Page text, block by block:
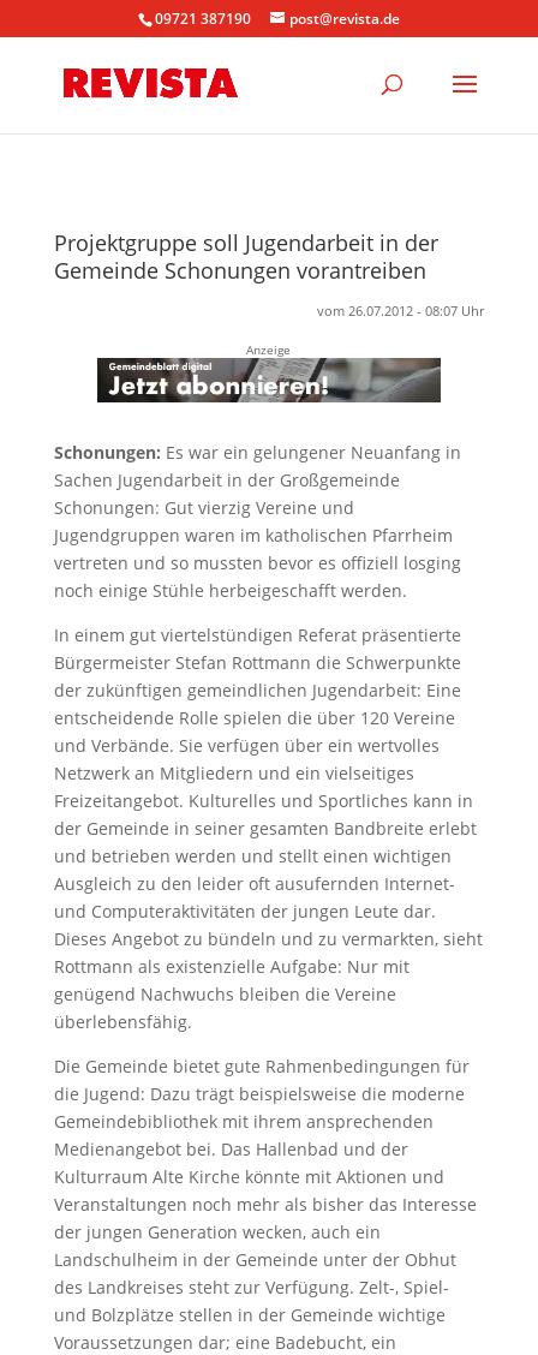
09721 387190 post@revista.de
Projektgruppe soll Jugendarbeit in der
Gemeinde Schonungen vorantreiben
vom 26.07.2012 - 08:07 Uhr
Anzeige
Schonungen: Es war ein gelungener Neuanfang in
Sachen Jugendarbeit in der Großgemeinde
Schonungen: Gut vierzig Vereine und
Jugendgruppen waren im katholischen Pfarrheim
vertreten und so mussten bevor es offiziell losging
noch einige Stühle herbeigeschafft werden.
In einem gut viertelstündigen Referat präsentierte
Bürgermeister Stefan Rottmann die Schwerpunkte
der zukünftigen gemeindlichen Jugendarbeit: Eine
entscheidende Rolle spielen die über 120 Vereine
und Verbände. Sie verfügen über ein wertvolles
Netzwerk an Mitgliedern und ein vielseitiges
Freizeitangebot. Kulturelles und Sportliches kann in
der Gemeinde in seiner gesamten Bandbreite erlebt
und betrieben werden und stellt einen wichtigen
Ausgleich zu den leider oft ausufernden Internet-
und Computeraktivitäten der jungen Leute dar.
Dieses Angebot zu bündeln und zu vermarkten, sieht
Rottmann als existenzielle Aufgabe: Nur mit
genügend Nachwuchs bleiben die Vereine
überlebensfähig.
Die Gemeinde bietet gute Rahmenbedingungen für
die Jugend: Dazu trägt beispielsweise die moderne
Gemeindebibliothek mit ihrem ansprechenden
Medienangebot bei. Das Hallenbad und der
Kulturraum Alte Kirche könnte mit Aktionen und
Veranstaltungen noch mehr als bisher das Interesse
der jungen Generation wecken, auch ein
Landschulheim in der Gemeinde unter der Obhut
des Landkreises steht zur Verfügung. Zelt-, Spiel-
und Bolzplätze stellen in der Gemeinde wichtige
Voraussetzungen dar; eine Badebucht, ein